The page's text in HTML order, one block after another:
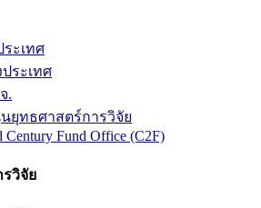
ะเทศ
ระเทศ
.
ยุทธศาสตร์การวิจัย
Century Fund Office (C2F)
วิจัย